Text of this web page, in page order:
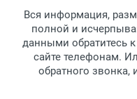
Перечисление
товара.
Для
обязательно
Заказ
рабочих дней
Вся информация,
полной и
данными обратитесь
сайте телефонам.
обратного